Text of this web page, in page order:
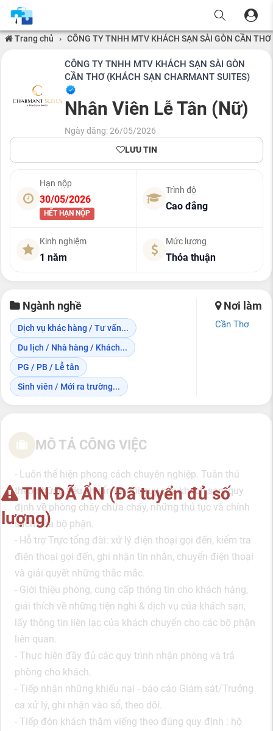
Trang chủ › CÔNG TY TNHH MTV KHÁCH SẠN SÀI GÒN CẦN
CÔNG TY TNHH MTV KHÁCH SẠN SÀI GÒN
CẦN THƠ (KHÁCH SẠN CHARMANT SUITES)
Nhân Viên Lễ Tân (Nữ)
Ngày đăng: 26/05/2026
LƯU TIN
Hạn nộp
30/05/2026
HẾT HẠN NỘP
Trình độ
Cao đẳng
Kinh nghiệm
1 năm
Mức lương
Thỏa thuận
Ngành nghề
Dịch vụ khác hàng / Tư vấn...
Du lịch / Nhà hàng / Khách...
PG / PB / Lễ tân
Sinh viên / Mới ra trường...
Nơi làm
Cần Thơ
TIN ĐÃ ẨN (Đã tuyển đủ số
lượng)
MÔ TẢ CÔNG VIỆC
- Luôn thể hiện phong cách chuyên nghiệp. Tuân thủ
theo những tiêu chuẩn và nội quy của khách sạn, quy
định về phòng cháy chữa cháy, những thủ tục và chính
sách của bộ phận.
- Hỗ trợ Trực tổng đài: xử lý điện thoại gọi đến, kiểm tra
điện thoại gọi đến, ghi nhận tin nhắn, chuyển điện thoại
và giải quyết những thắc mắc.
- Giới thiệu phòng, cung cấp thông tin cho khách hàng,
giải thích về những tiện nghi & dịch vụ của khách sạn,
lấy thông tin liên lạc của khách chuyển cho các bộ phận
liên quan.
- Thực hiện đầy đủ các quy trình nhận phòng và trả
phòng cho khách.
- Tiếp nhận những khiếu nại - báo cáo Giám sát/Trưởng
ca xử lý, ghi nhận vào sổ, theo dõi.
- Tiếp đón khách thăm viếng theo đúng quy định : hộ